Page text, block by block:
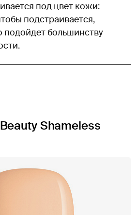
под цвет кожи:
подстраивается,
подойдет большинству
Shameless